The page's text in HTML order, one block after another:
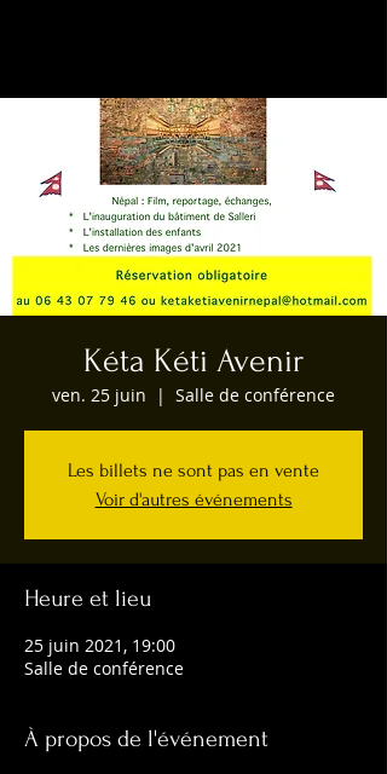
Kéta Kéti Avenir
ven. 25 juin
  |
Salle de conférence
Les billets ne sont pas en vente
Voir d'autres événements
Heure et lieu
25 juin 2021, 19:00
Salle de conférence
À propos de l'événement